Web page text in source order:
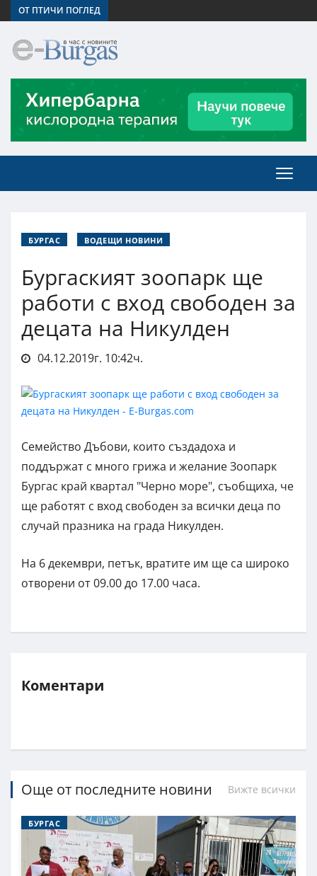
ОТ ПТИЧИ ПОГЛЕД
БУРГАС ВОДЕЩИ НОВИНИ
Бургаският зоопарк ще
работи с вход свободен за
децата на Никулден
04.12.2019г. 10:42ч.
Семейство Дъбови, които създадоха и
поддържат с много грижа и желание Зоопарк
Бургас край квартал "Черно море", съобщиха, че
ще работят с вход свободен за всички деца по
случай празника на града Никулден.
На 6 декември, петък, вратите им ще са широко
отворени от 09.00 до 17.00 часа.
Коментари
Още от последните новини Вижте всички
БУРГАС